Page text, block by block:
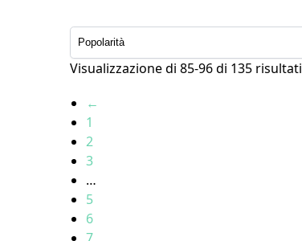
Visualizzazione di 85-96 di 135 risultati
←
1
2
3
…
5
6